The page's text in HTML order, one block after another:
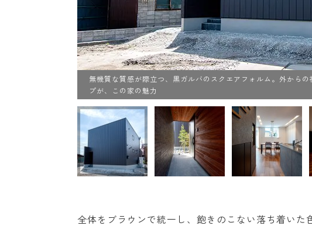
無機質な質感が際立つ、黒ガルバのスクエアフォルム。外から
プが、この家の魅力
全体をブラウンで統一し、飽きのこない落ち着いた